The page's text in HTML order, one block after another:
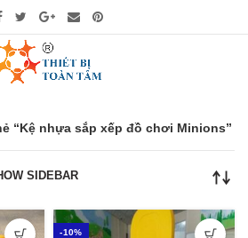
“Kệ nhựa sắp xếp đồ chơi Minions”
SIDEBAR
-10%